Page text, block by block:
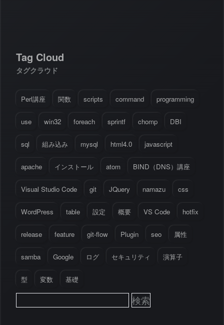
Tag Cloud
タグクラウド
Perl講座 関数 scripts command programming
use win32 foreach sprintf chomp DBI
sql 組み込み mysql html4.0 javascript
apache インストール atom BIND（DNS）講座
Visual Studio Code git JQuery namazu css
WordPress table 設定 概要 VS Code hotfix
release feature git-flow Plugin seo 属性
samba Google ログ セキュリティ 演算子
型 変数 基礎